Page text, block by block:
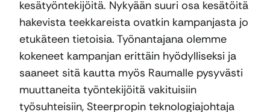
kesätyöntekijöitä. Nykyään suuri osa kesätöitä
hakevista teekkareista ovatkin kampanjasta jo
etukäteen tietoisia. Työnantajana olemme
kokeneet kampanjan erittäin hyödylliseksi ja
saaneet sitä kautta myös Raumalle pysyvästi
muuttaneita työntekijöitä vakituisiin
työsuhteisiin, Steerpropin teknologiajohtaja